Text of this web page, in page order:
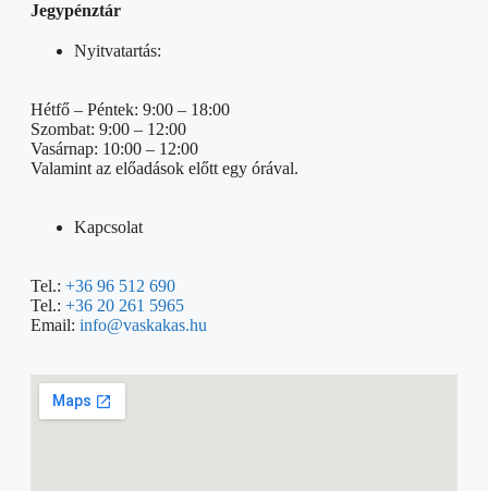
Jegypénztár
Nyitvatartás:
Hétfő – Péntek: 9:00 – 18:00
Szombat: 9:00 – 12:00
Vasárnap: 10:00 – 12:00
Valamint az előadások előtt egy órával.
Kapcsolat
Tel.: +36 96 512 690
Tel.: +36 20 261 5965
Email: info@vaskakas.hu